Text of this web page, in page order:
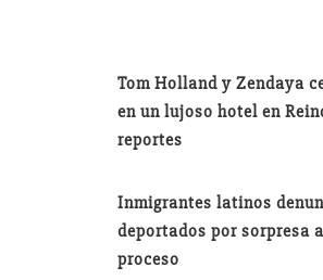
Tom Holland y Zendaya
en un lujoso hotel en
reportes
Inmigrantes latinos
deportados por sorpresa
proceso